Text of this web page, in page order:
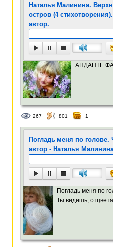
Наталья Малинина.
остров (4
автор.
АНДАНТЕ
267 801 1
Погладь меня по голове.
автор - Наталья Малинина
Погладь меня по
Ты видишь,